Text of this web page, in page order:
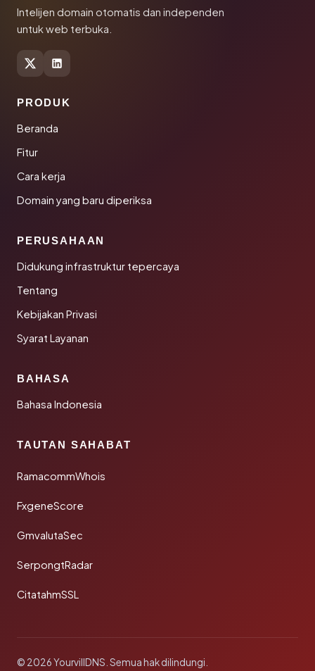
Intelijen domain otomatis dan independen
untuk web terbuka.
PRODUK
Beranda
Fitur
Cara kerja
Domain yang baru diperiksa
PERUSAHAAN
Didukung infrastruktur tepercaya
Tentang
Kebijakan Privasi
Syarat Layanan
BAHASA
Bahasa Indonesia
TAUTAN SAHABAT
RamacommWhois
FxgeneScore
GmvalutaSec
SerpongtRadar
CitatahmSSL
© 2026 YourvillDNS. Semua hak dilindungi.